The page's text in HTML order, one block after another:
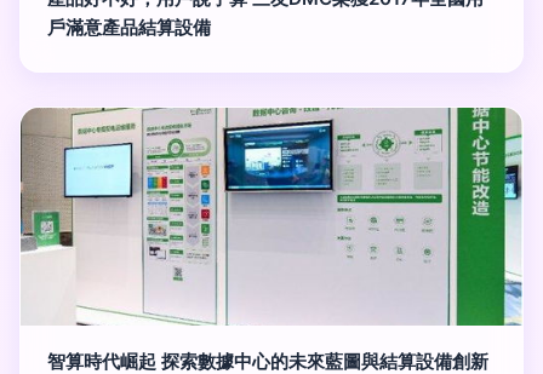
戶滿意產品結算設備
智算時代崛起 探索數據中心的未來藍圖與結算設備創新